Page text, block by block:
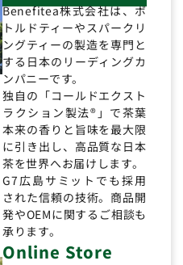
Benefitea株式会社は、ボ
トルドティーやスパークリ
ングティーの製造を専門と
する日本のリーディングカ
ンパニーです。
独自の「コールドエクスト
ラクション製法®」で茶葉
本来の香りと旨味を最大限
に引き出し、高品質な日本
茶を世界へお届けします。
G7広島サミットでも採用
された信頼の技術。商品開
発やOEMに関するご相談も
承ります。
Online Store